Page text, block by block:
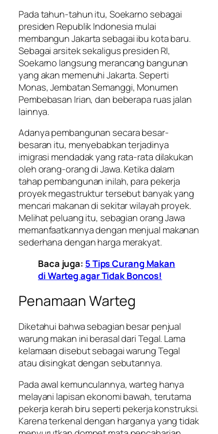
Pada tahun-tahun itu, Soekarno sebagai
presiden Republik Indonesia mulai
membangun Jakarta sebagai ibu kota baru.
Sebagai arsitek sekaligus presiden RI,
Soekarno langsung merancang bangunan
yang akan memenuhi Jakarta. Seperti
Monas, Jembatan Semanggi, Monumen
Pembebasan Irian, dan beberapa ruas jalan
lainnya.
Adanya pembangunan secara besar-
besaran itu, menyebabkan terjadinya
imigrasi mendadak yang rata-rata dilakukan
oleh orang-orang di Jawa. Ketika dalam
tahap pembangunan inilah, para pekerja
proyek megastruktur tersebut banyak yang
mencari makanan di sekitar wilayah proyek.
Melihat peluang itu, sebagian orang Jawa
memanfaatkannya dengan menjual makanan
sederhana dengan harga merakyat.
Baca juga: 5 Tips Curang Makan
di Warteg agar Tidak Boncos!
Penamaan Warteg
Diketahui bahwa sebagian besar penjual
warung makan ini berasal dari Tegal. Lama
kelamaan disebut sebagai warung Tegal
atau disingkat dengan sebutannya.
Pada awal kemunculannya, warteg hanya
melayani lapisan ekonomi bawah, terutama
pekerja kerah biru seperti pekerja konstruksi.
Karena terkenal dengan harganya yang tidak